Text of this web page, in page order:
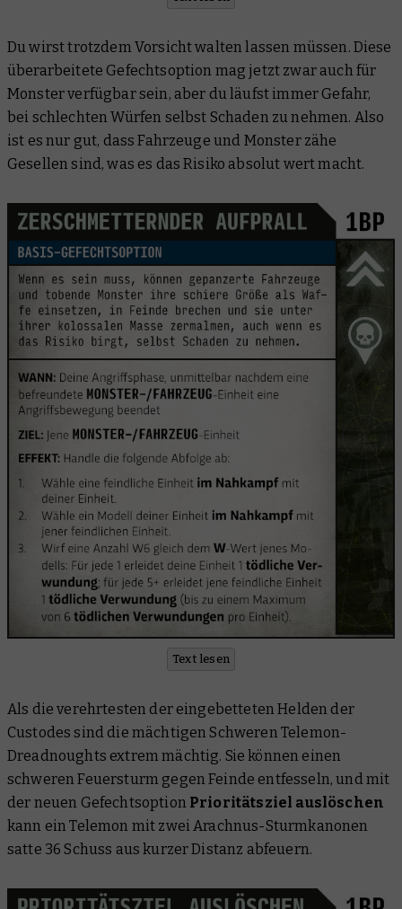
Du wirst trotzdem Vorsicht walten lassen müssen. Diese
überarbeitete Gefechtsoption mag jetzt zwar auch für
Monster verfügbar sein, aber du läufst immer Gefahr,
bei schlechten Würfen selbst Schaden zu nehmen. Also
ist es nur gut, dass Fahrzeuge und Monster zähe
Gesellen sind, was es das Risiko absolut wert macht.
Text lesen
Als die verehrtesten der eingebetteten Helden der
Custodes sind die mächtigen Schweren Telemon-
Dreadnoughts extrem mächtig. Sie können einen
schweren Feuersturm gegen Feinde entfesseln, und mit
der neuen Gefechtsoption Prioritätsziel auslöschen
kann ein Telemon mit zwei Arachnus-Sturmkanonen
satte 36 Schuss aus kurzer Distanz abfeuern.